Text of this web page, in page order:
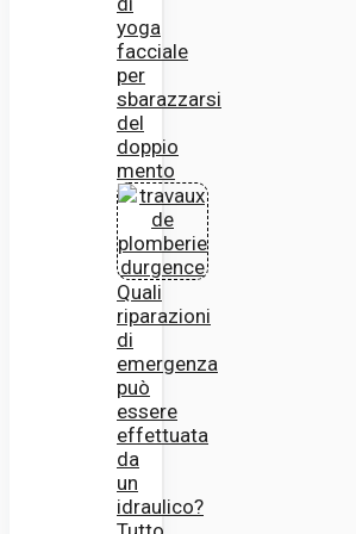
yoga
facciale
per
sbarazzarsi
del
doppio
mento
Quali
riparazioni
di
emergenza
può
essere
effettuata
da
un
idraulico?